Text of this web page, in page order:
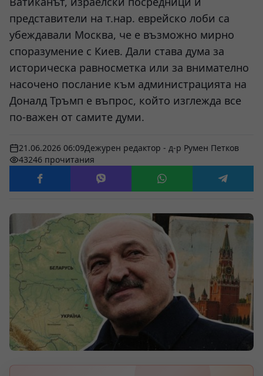
представители на т.нар. еврейско лоби са
убеждавали Москва, че е възможно мирно
споразумение с Киев. Дали става дума за
историческа равносметка или за внимателно
насочено послание към администрацията на
Доналд Тръмп е въпрос, който изглежда все
по-важен от самите думи.
21.06.2026 06:09Дежурен редактор - д-р Румен Петков
43246 прочитания